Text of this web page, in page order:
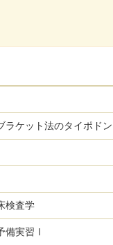
ラケット法のタイポド
検査学
備実習Ⅰ